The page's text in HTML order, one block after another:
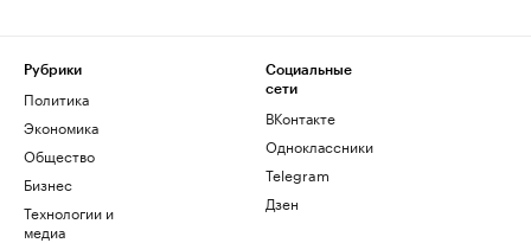
Рубрики
Политика
Экономика
Общество
Бизнес
Технологии и
медиа
Социальные
сети
ВКонтакте
Одноклассники
Telegram
Дзен